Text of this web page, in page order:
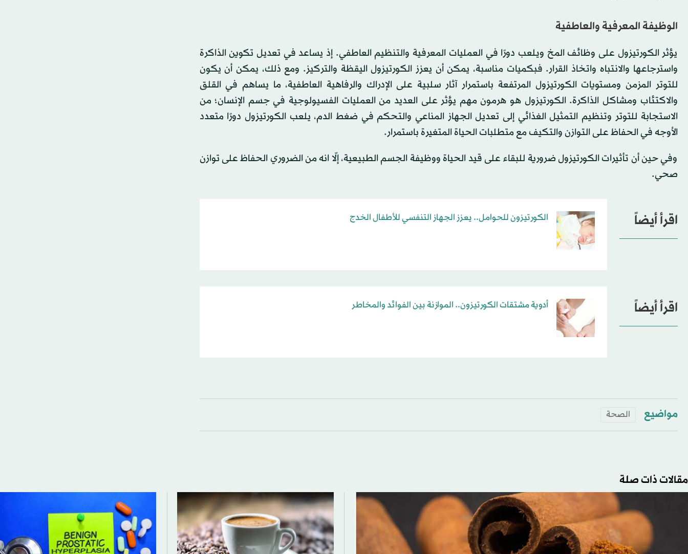
الوظيفة المعرفية والعاطفية
يؤثر الكورتيزول على وظائف المخ ويلعب دورًا في العمليات المعرفية والتنظيم العاطفي. إذ يساعد في تعديل تكوين الذاكرة
واسترجاعها والانتباه واتخاذ القرار. فبكميات مناسبة، يمكن أن يعزز الكورتيزول اليقظة والتركيز. ومع ذلك، يمكن أن يكون
للتوتر المزمن ومستويات الكورتيزول المرتفعة باستمرار آثار سلبية على الإدراك والرفاهية العاطفية، ما يساهم في القلق
والاكتئاب ومشاكل الذاكرة. الكورتيزول هو هرمون مهم يؤثر على العديد من العمليات الفسيولوجية في جسم الإنسان؛ من
الاستجابة للتوتر وتنظيم التمثيل الغذائي إلى تعديل الجهاز المناعي والتحكم في ضغط الدم، يلعب الكورتيزول دورًا متعدد
الأوجه في الحفاظ على التوازن والتكيف مع متطلبات الحياة المتغيرة باستمرار.
وفي حين أن تأثيرات الكورتيزول ضرورية للبقاء على قيد الحياة ووظيفة الجسم الطبيعية، إلّا انه من الضروري الحفاظ على توازن
صحي.
اقرأ أيضاً الكورتيزون للحوامل.. يعزز الجهاز التنفسي للأطفال الخدج
اقرأ أيضاً أدوية مشتقات الكورتيزون.. الموازنة بين الفوائد والمخاطر
مواضيع الصحة
مقالات ذات صلة